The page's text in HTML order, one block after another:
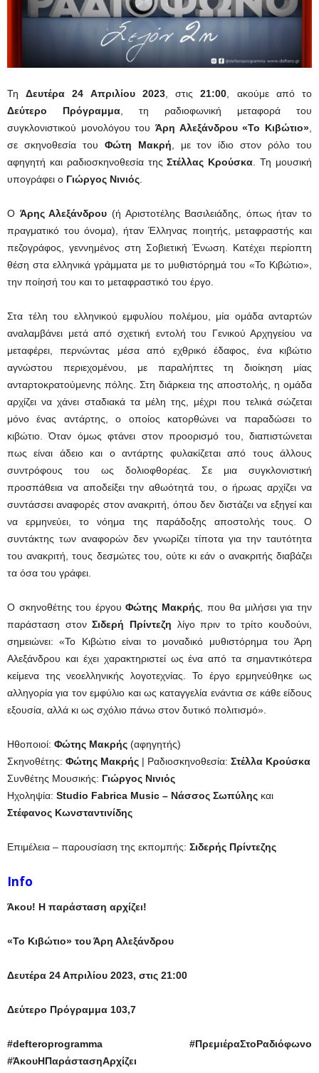
ΤηΔευτέρα 24 Απριλίου 2023, στις21:00 , ακούμε από το
Δεύτερο Πρόγραμμα , τη ραδιοφωνική μεταφορά του
συγκλονιστικού μονολόγου του Άρη Αλεξάνδρου «Το Κιβώτιο»
σε σκηνοθεσία του Φώτη Μακρή , με τον ίδιο στον ρόλο του
αφηγητή και ραδιοσκηνοθεσία τηςΣτέλλας Κρούσκα . Τη μουσική
υπογράφει ο Γιώργος Νινιός
Ο Άρης Αλεξάνδρου (ή Αριστοτέλης Βασιλειάδης, όπως ήταν το
πραγματικό του όνομα), ήταν Έλληνας ποιητής, μεταφραστής και
πεζογράφος, γεννημένος στη Σοβιετική Ένωση. Κατέχει περίοπτη
θέση στα ελληνικά γράμματα με το μυθιστόρημά του «Το Κιβώτιο»,
την ποίησή του και το μεταφραστικό του έργο.
Στα τέλη του ελληνικού εμφυλίου πολέμου, μία ομάδα ανταρτών
αναλαμβάνει μετά από σχετική εντολή του Γενικού Αρχηγείου να
μεταφέρει, περνώντας μέσα από εχθρικό έδαφος, ένα κιβώτιο
αγνώστου περιεχομένου, με παραλήπτες τη διοίκηση μίας
ανταρτοκρατούμενης πόλης. Στη διάρκεια της αποστολής, η ομάδα
αρχίζει να χάνει σταδιακά τα μέλη της, μέχρι που τελικά σώζεται
μόνο ένας αντάρτης, ο οποίος κατορθώνει να παραδώσει το
κιβώτιο. Όταν όμως φτάνει στον προορισμό του, διαπιστώνεται
πως είναι άδειο και ο αντάρτης φυλακίζεται από τους άλλους
συντρόφους του ως δολιοφθορέας. Σε μια συγκλονιστική
προσπάθεια να αποδείξει την αθωότητά του, ο ήρωας αρχίζει να
συντάσσει αναφορές στον ανακριτή, όπου δεν διστάζει να εξηγεί και
να ερμηνεύει, το νόημα της παράδοξης αποστολής τους. Ο
συντάκτης των αναφορών δεν γνωρίζει τίποτα για την ταυτότητα
του ανακριτή, τους δεσμώτες του, ούτε κι εάν ο ανακριτής διαβάζει
τα όσα του γράφει.
Ο σκηνοθέτης του έργουΦώτης Μακρής , που θα μιλήσει για την
παράσταση στονΣιδερή Πρίντεζη λίγο πριν το τρίτο κουδούνι,
σημειώνει: «Το Κιβώτιο είναι το μοναδικό μυθιστόρημα του Άρη
Αλεξάνδρου και έχει χαρακτηριστεί ως ένα από τα σημαντικότερα
κείμενα της νεοελληνικής λογοτεχνίας. Το έργο ερμηνεύθηκε ως
αλληγορία για τον εμφύλιο και ως καταγγελία ενάντια σε κάθε είδους
εξουσία, αλλά κι ως σχόλιο πάνω στον δυτικό πολιτισμό».
Ηθοποιοί: Φώτης Μακρής (αφηγητής)
Σκηνοθέτης: Φώτης Μακρής | Ραδιοσκηνοθεσία: Στέλλα Κρούσκα
Συνθέτης Μουσικής: Γιώργος Νινιός
Ηχοληψία: Studio Fabrica Music – Νάσσος Σωπύλης και
Στέφανος Κωνσταντινίδης
Επιμέλεια – παρουσίαση της εκπομπής: Σιδερής Πρίντεζης
Info
Άκου! Η παράσταση αρχίζει!
«Το Κιβώτιο» του Άρη Αλεξάνδρου
Δευτέρα 24 Απριλίου 2023, στις 21:00
Δεύτερο Πρόγραμμα 103,7
#defteroprogramma #ΠρεμιέραΣτοΡαδιόφωνο
#ΆκουΗΠαράστασηΑρχίζει